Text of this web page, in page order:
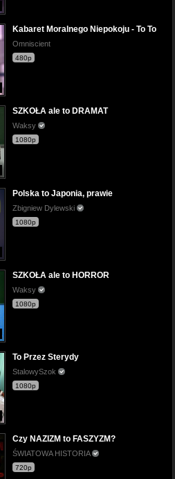
Kabaret Moralnego Niepokoju - To To
Omniscient
480p
SZKOŁA ale to DRAMAT
Waksy
1080p
Polska to Japonia, prawie
Zbigniew Dylewski
1080p
SZKOŁA ale to HORROR
Waksy
1080p
To Przez Sterydy
StalowySzok
1080p
Czy NAZIZM to FASZYZM?
ŚWIATOWA HISTORIA
720p